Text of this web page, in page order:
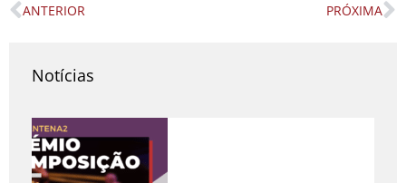
Prev
ANTERIOR PRÓXIMA
Notícias